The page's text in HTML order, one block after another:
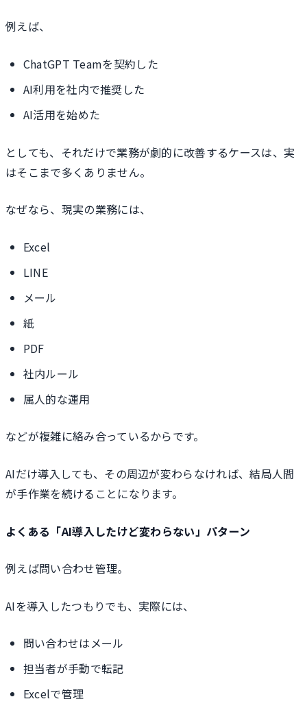
例えば、
ChatGPT Teamを契約した
AI利用を社内で推奨した
AI活用を始めた
としても、それだけで業務が劇的に改善するケースは、実
はそこまで多くありません。
なぜなら、現実の業務には、
Excel
LINE
メール
紙
PDF
社内ルール
属人的な運用
などが複雑に絡み合っているからです。
AIだけ導入しても、その周辺が変わらなければ、結局人間
が手作業を続けることになります。
よくある「AI導入したけど変わらない」パターン
例えば問い合わせ管理。
AIを導入したつもりでも、実際には、
問い合わせはメール
担当者が手動で転記
Excelで管理